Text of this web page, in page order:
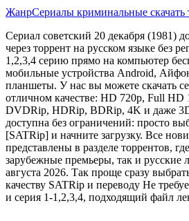
ЖанрСериалы криминальные скачать
Сериал советский 20 декабря (1981)
через торрент на русском языке без
1,2,3,4 серию прямо на компьютер
мобильные устройства Android,
планшеты. У нас вы можете скачать
отличном качестве: HD 720p, Full HD
DVDRip, HDRip, BDRip, 4K и даже
доступна без ограничений: просто
[SATRip] и начните загрузку. Все
представлены в разделе торрентов,
зарубежные премьеры, так и русские
августа 2026. Так проще сразу
качеству SATRip и переводу Не
и серия 1-1,2,3,4, подходящий файл